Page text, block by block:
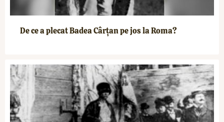
De ce a plecat Badea Cârțan pe jos la Roma?